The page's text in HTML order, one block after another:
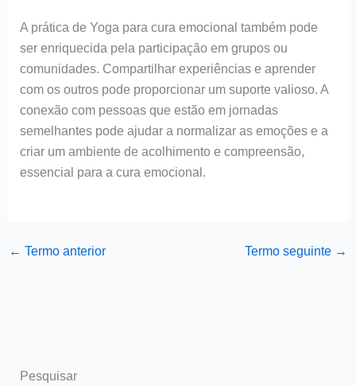
A prática de Yoga para cura emocional também pode
ser enriquecida pela participação em grupos ou
comunidades. Compartilhar experiências e aprender
com os outros pode proporcionar um suporte valioso. A
conexão com pessoas que estão em jornadas
semelhantes pode ajudar a normalizar as emoções e a
criar um ambiente de acolhimento e compreensão,
essencial para a cura emocional.
← Termo anterior Termo seguinte →
Pesquisar